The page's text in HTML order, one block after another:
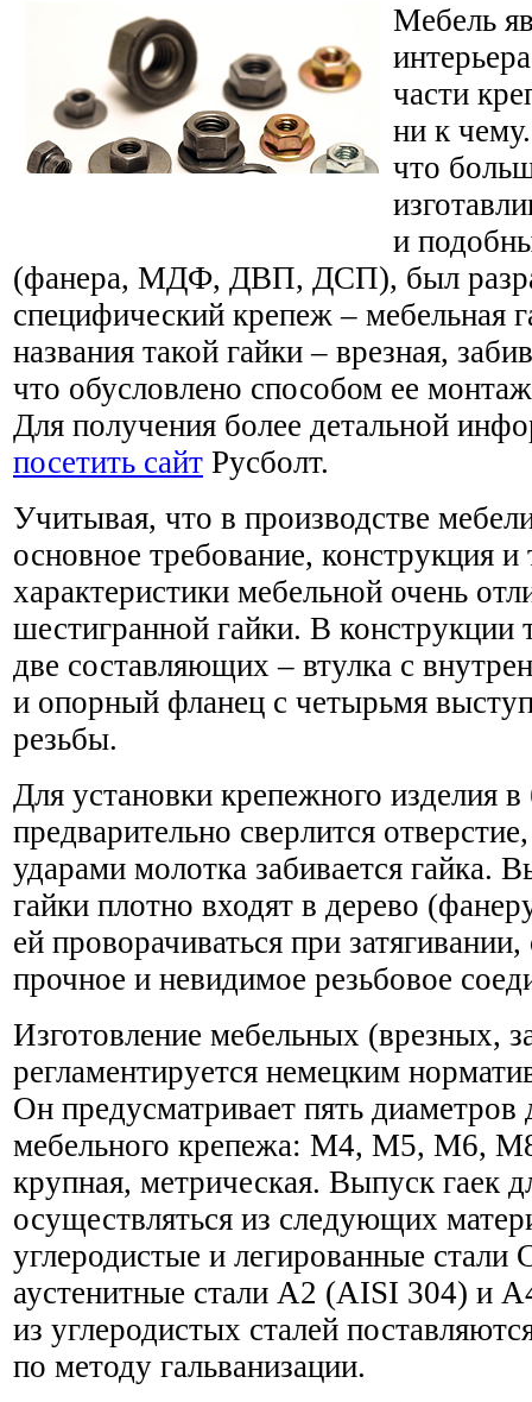
Мебель
части
ни к
что
и
(фанера, МДФ, ДВП, ДСП), был
специфический крепеж – мебельная
названия такой гайки – врезная,
что обусловлено способом ее
Для получения более детальной
посетить сайт Русболт.
Учитывая, что в производстве
основное требование, конструкция и
характеристики мебельной очень
шестигранной гайки. В конструкции
две составляющих – втулка с
и опорный фланец с четырьмя
резьбы.
Для установки крепежного изделия
предварительно сверлится
ударами молотка забивается гайка.
гайки плотно входят в дерево
ей проворачиваться при
прочное и невидимое резьбовое
Изготовление мебельных (врезных,
регламентируется немецким
Он предусматривает пять диаметров
мебельного крепежа: М4, М5, М6,
крупная, метрическая. Выпуск гаек
осуществляться из следующих
углеродистые и легированные
аустенитные стали А2 (AISI 304) и
из углеродистых сталей
по методу гальванизации.